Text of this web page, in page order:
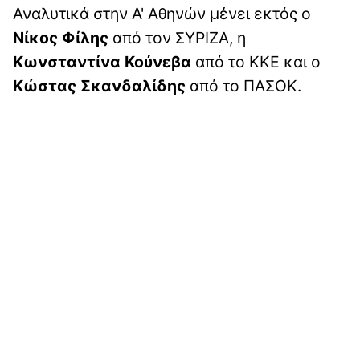
Αναλυτικά στην Α' Αθηνών μένει εκτός ο
Νίκος Φίλης από τον ΣΥΡΙΖΑ, η
Κωνσταντίνα Κούνεβα από το ΚΚΕ και ο
Κώστας Σκανδαλίδης από το ΠΑΣΟΚ.